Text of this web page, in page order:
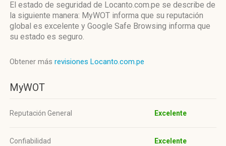
El estado de seguridad de Locanto.com.pe se describe de
la siguiente manera: MyWOT informa que su reputación
global es excelente y Google Safe Browsing informa que
su estado es seguro.
Obtener más revisiones Locanto.com.pe
MyWOT
Reputación General Excelente
Confiabilidad
Excelente